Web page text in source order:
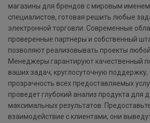
магазины для брендов с мировым
специалистов, готовая решить любые
электронной торговли. Современные
проверенные партнеры и собственный
позволяют реализовывать проекты
Менеджеры гарантируют качественный
ваших задач, круглосуточную поддержку,
прозрачность всех предоставляемых
проведет глубокий анализ продукта для
максимальных результатов.
взаимодействие с клиентами, они